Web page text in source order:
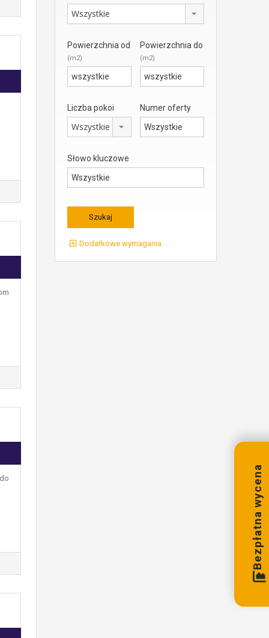
Wszystkie
Powierzchnia od
(m2)
Powierzchnia do
(m2)
Liczba pokoi
Wszystkie
Numer oferty
Słowo kluczowe
Dodatkowe wymagania
Bezpłatna wycena